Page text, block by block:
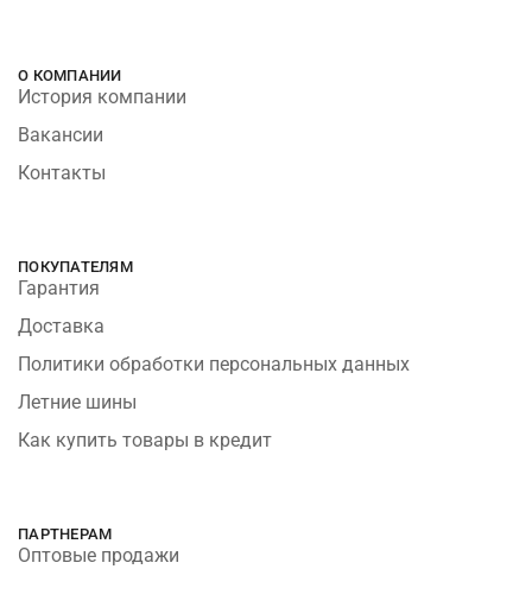
О КОМПАНИИ
История компании
Вакансии
Контакты
ПОКУПАТЕЛЯМ
Гарантия
Доставка
Политики обработки персональных данных
Летние шины
Как купить товары в кредит
ПАРТНЕРАМ
Оптовые продажи